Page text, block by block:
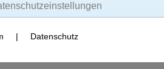
keine Produkte gefunden.
| Datenschutz